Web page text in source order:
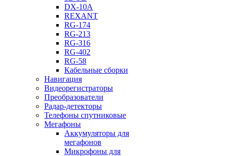
DX-10A
REXANT
RG-174
RG-213
RG-316
RG-402
RG-58
Кабельные сборки
Навигация
Видеорегистраторы
Преобразователи
Радар-детекторы
Телефоны спутниковые
Мегафоны
Аккумуляторы для
мегафонов
Микрофоны для